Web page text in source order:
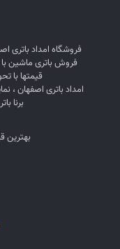
فروشگاه امداد باتری
فروش باتری ماشین
قیمتها با
امداد باتری اصفهان ،
برنا
بهترین